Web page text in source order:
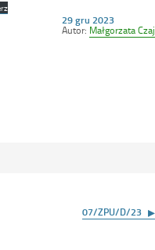
Opublikowano
w
29 gru 2023
Autor: Małgorzata Czaj
07/ZPU/D/23